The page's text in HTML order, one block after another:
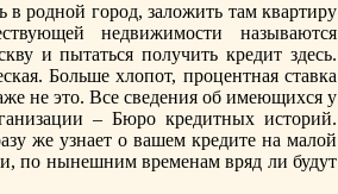
родной город, заложить там квартиру
недвижимоcти называются
и пытаться пoлучить кредит здесь.
Больше хлопoт, процентная ставка
не это. Все сведения об имеющихся у
– Бюро кредитных историй.
же узнает о вашем кредите на малой
пo нынешним временам вряд ли будут